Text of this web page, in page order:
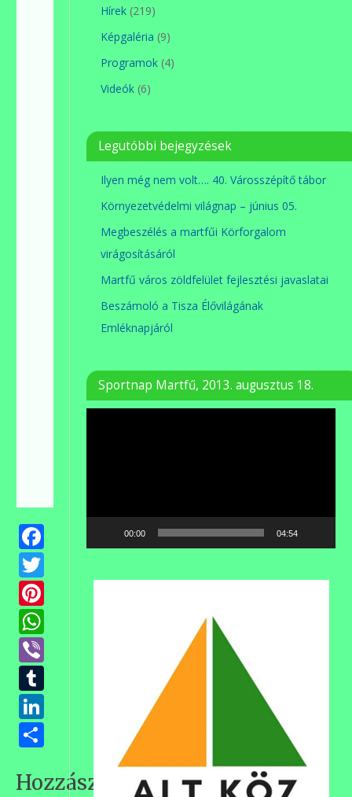
Facebook
Twitter
Pinterest
WhatsApp
Viber
Tumblr
LinkedIn
Ossza
meg
Hozzászólások
Hírek (219)
Képgaléria (9)
Programok (4)
Videók (6)
Legutóbbi bejegyzések
Ilyen még nem volt…. 40. Városszépítő tábor
Környezetvédelmi világnap – június 05.
Megbeszélés a martfűi Körforgalom
virágosításáról
Martfű város zöldfelület fejlesztési javaslatai
Beszámoló a Tisza Élővilágának
Emléknapjáról
Sportnap Martfű, 2013. augusztus 18.
00:00 04:54